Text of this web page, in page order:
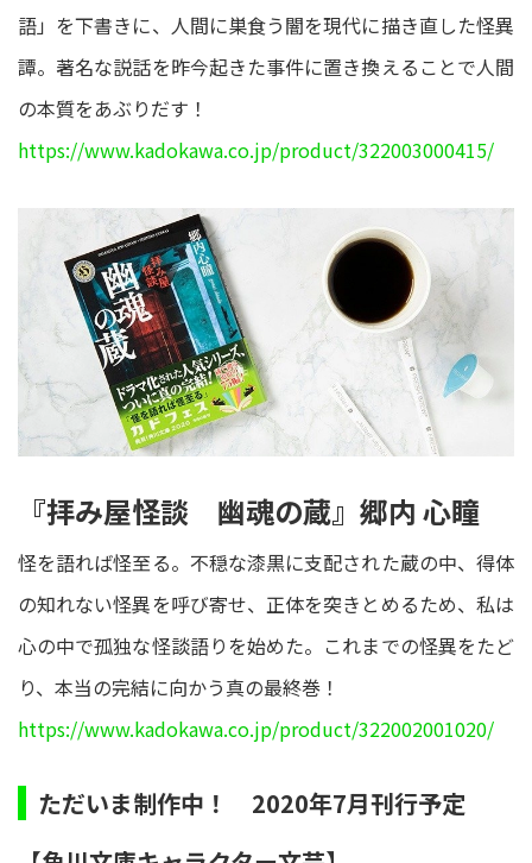
語」を下書きに、人間に巣食う闇を現代に描き直した怪異
譚。著名な説話を昨今起きた事件に置き換えることで人間
の本質をあぶりだす！
https://www.kadokawa.co.jp/product/322003000415/
『拝み屋怪談 幽魂の蔵』郷内 心瞳
怪を語れば怪至る。不穏な漆黒に支配された蔵の中、得体
の知れない怪異を呼び寄せ、正体を突きとめるため、私は
心の中で孤独な怪談語りを始めた。これまでの怪異をたど
り、本当の完結に向かう真の最終巻！
https://www.kadokawa.co.jp/product/322002001020/
ただいま制作中！ 2020年7月刊行予定